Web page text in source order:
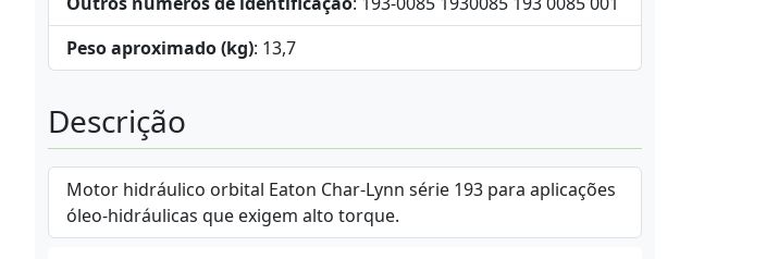
Peso aproximado (kg): 13,7
Descrição
Motor hidráulico orbital Eaton Char-Lynn série 193 para aplicações
óleo-hidráulicas que exigem alto torque.